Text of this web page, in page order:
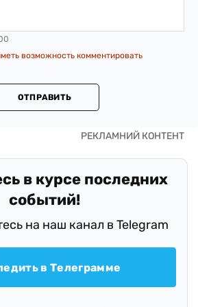
возможность комментировать
ОТПРАВИТЬ
в курсе последних
событий!
на наш канал в Telegram
в Телеграмме